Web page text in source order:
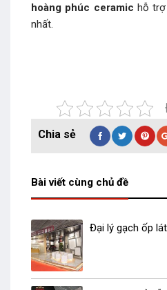
hoàng phúc ceramic hỗ
nhất.
Bài viết cùng chủ đề
Đại lý gạch ốp